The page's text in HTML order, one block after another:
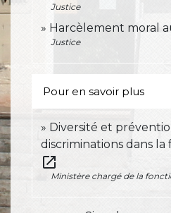
Justice
Harcèlement moral
Justice
Pour en savoir plus
Diversité et
discriminations dans
open_in_new
Ministère chargé de la